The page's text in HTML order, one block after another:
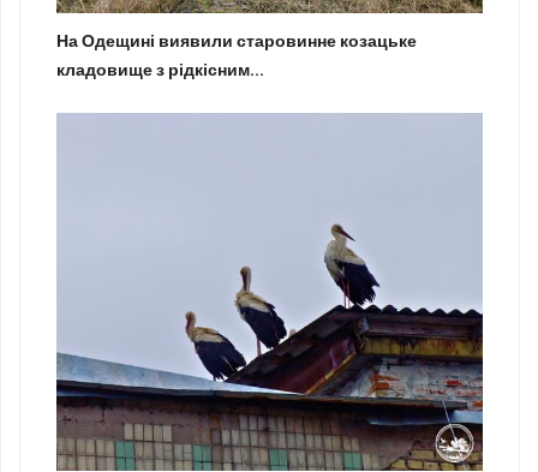
На Одещині виявили старовинне козацьке
кладовище з рідкісним...